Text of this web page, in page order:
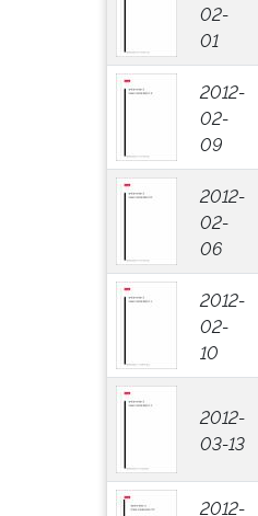
02-
01
2012-
02-
09
2012-
02-
06
2012-
02-
10
2012-
03-13
2012-